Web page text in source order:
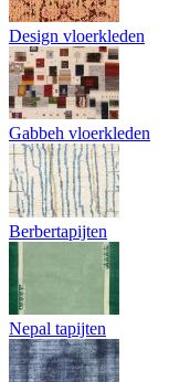
Design vloerkleden
Gabbeh vloerkleden
Berbertapijten
Nepal tapijten